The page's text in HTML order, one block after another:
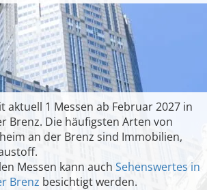
aktuell 1 Messen ab Februar 2027 in
Brenz. Die häufigsten Arten von
an der Brenz sind Immobilien,
Messen kann auch Sehenswertes in
Brenz besichtigt werden.